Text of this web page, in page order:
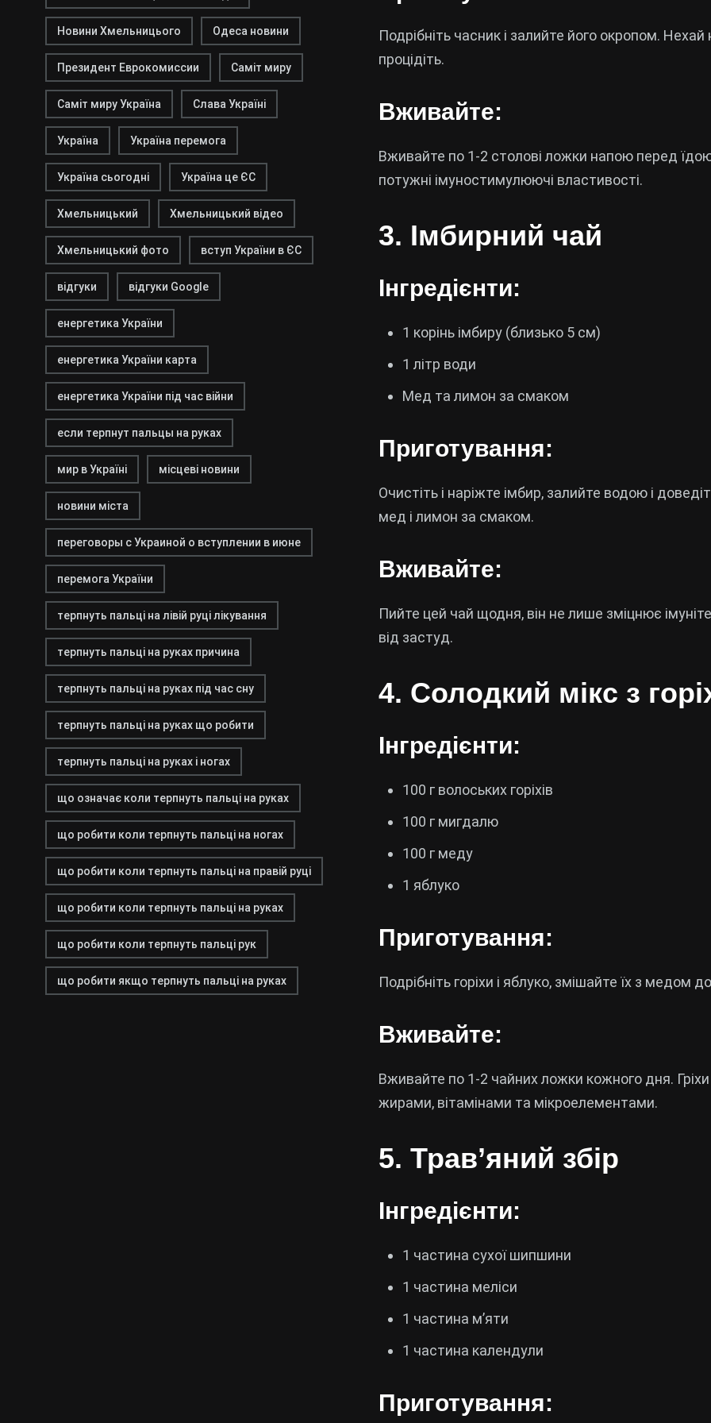
Новини Хмельницього Одеса новини
Президент Еврокомиссии Саміт миру
Саміт миру Україна Слава Україні
Україна Україна перемога
Україна сьогодні Україна це ЄС
Хмельницький Хмельницький відео
Хмельницький фото вступ України в ЄС
відгуки відгуки Google
енергетика України
енергетика України карта
енергетика України під час війни
если терпнут пальцы на руках
мир в Україні місцеві новини
новини міста
переговоры с Украиной о вступлении в июне
перемога України
терпнуть пальці на лівій руці лікування
терпнуть пальці на руках причина
терпнуть пальці на руках під час сну
терпнуть пальці на руках що робити
терпнуть пальці на руках і ногах
що означає коли терпнуть пальці на руках
що робити коли терпнуть пальці на ногах
що робити коли терпнуть пальці на правій руці
що робити коли терпнуть пальці на руках
що робити коли терпнуть пальці рук
що робити якщо терпнуть пальці на руках
Подрібніть часник і залийте його окропом. Нехай
процідіть.
Вживайте:
Вживайте по 1-2 столові ложки напою перед
потужні імуностимулюючі властивості.
3. Імбирний чай
Інгредієнти:
1 корінь імбиру (близько 5 см)
1 літр води
Мед та лимон за смаком
Приготування:
Очистіть і наріжте імбир, залийте водою і
мед і лимон за смаком.
Вживайте:
Пийте цей чай щодня, він не лише зміцнює
від застуд.
4. Солодкий мікс з
Інгредієнти:
100 г волоських горіхів
100 г мигдалю
100 г меду
1 яблуко
Приготування:
Подрібніть горіхи і яблуко, змішайте їх з медом
Вживайте:
Вживайте по 1-2 чайних ложки кожного дня.
жирами, вітамінами та мікроелементами.
5. Трав’яний збір
Інгредієнти:
1 частина сухої шипшини
1 частина меліси
1 частина м’яти
1 частина календули
Приготування: